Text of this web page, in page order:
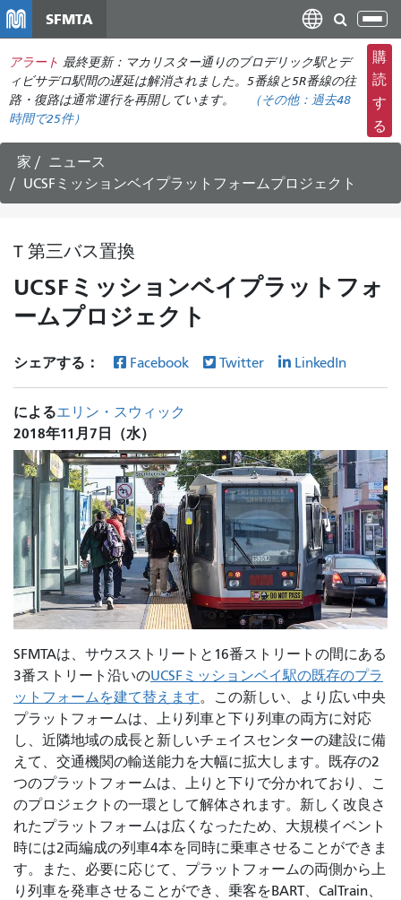
ン
コ
ン
ン
に
移
SFMTA
ナ
ビ
ゲ
ー
シ
ョ
切
アラート 最終更新：マカリスター通りのブロデリック駅とデ
ィビサデロ駅間の遅延は解消されました。5番線と5R番線の往
路・復路は通常運行を再開しています。
（その他： 過去48
時間で25件）
購
読
す
る
家
ニュース
UCSFミッションベイプラットフォームプロジェクト
T 第三バス置換
UCSFミッションベイプラットフォ
ームプロジェクト
シェアする： Facebook Twitter LinkedIn
によるエリン・スウィック
2018年11月7日（水）
SFMTAは、サウスストリートと16番ストリートの間にある
3番ストリート沿いのUCSFミッションベイ駅の既存のプラ
ットフォームを建て替えます。この新しい、より広い中央
プラットフォームは、上り列車と下り列車の両方に対応
し、近隣地域の成長と新しいチェイスセンターの建設に備
えて、交通機関の輸送能力を大幅に拡大します。既存の2
つのプラットフォームは、上りと下りで分かれており、こ
のプロジェクトの一環として解体されます。新しく改良さ
れたプラットフォームは広くなったため、大規模イベント
時には2両編成の列車4本を同時に乗車させることができま
す。また、必要に応じて、プラットフォームの両側から上
り列車を発車させることができ、乗客をBART、CalTrain、